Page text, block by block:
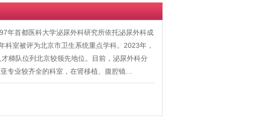
年首都医科大学泌尿外科研究所依托泌尿外科成
室被评为北京市卫生系统重点学科。2023年，
梯队位列北京较领先地位。目前，泌尿外科分
专业较齐全的科室，在肾移植、腹腔镜…